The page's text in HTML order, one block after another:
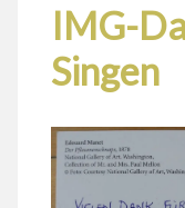
IMG-
Singen